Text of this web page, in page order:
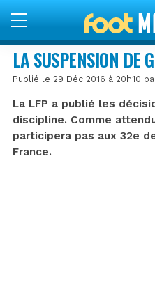
LA SUSPENSION DE
Publié le 29 Déc 2016 à 20h10
La LFP a publié les
discipline. Comme
participera pas aux 32e
France.